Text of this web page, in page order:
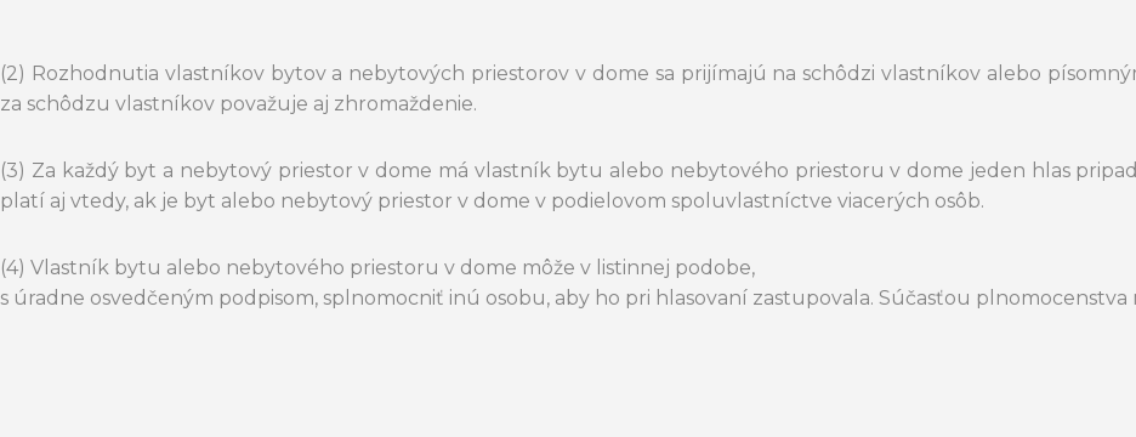
(2) Rozhodnutia vlastníkov bytov a nebytových priestorov v dome sa prijímajú na schôdzi vlastníkov alebo
za schôdzu vlastníkov považuje aj zhromaždenie.
(3) Za každý byt a nebytový priestor v dome má vlastník bytu alebo nebytového priestoru v dome jeden hlas
platí aj vtedy, ak je byt alebo nebytový priestor v dome v podielovom spoluvlastníctve viacerých osôb.
(4) Vlastník bytu alebo nebytového priestoru v dome môže v listinnej podobe,
s úradne osvedčeným podpisom, splnomocniť inú osobu, aby ho pri hlasovaní zastupovala. Súčasťou plnomocenstva